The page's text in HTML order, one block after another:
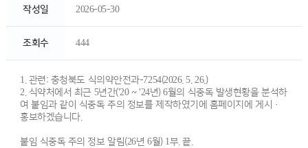
작성일 2026-05-30
조회수 444
1. 관련: 충청북도 식의약안전과-7254(2026. 5. 26.)
2. 식약처에서 최근 5년간('20 ~ '24년) 6월의 식중독 발생현황을 분석하
여 붙임과 같이 식중독 주의 정보를 제작하였기에 홈페이지에 게시·
홍보하겠습니다.
붙임 식중독 주의 정보 알림(26년 6월) 1부. 끝.